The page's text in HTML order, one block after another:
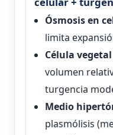
Ósmosis en
limita
Célula
volumen
turgencia
Medio
plasmólisis